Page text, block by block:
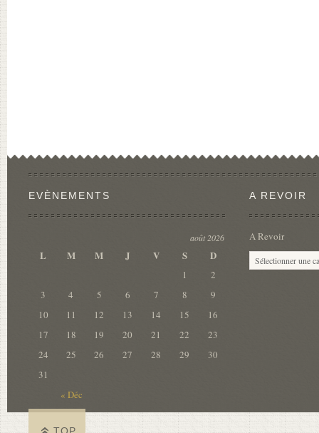
EVÈNEMENTS
août 2026
L M M J V S D
« Déc
1
2
3
4 5 6 7 8
9
10
11 12 13 14 15
16
17
18 19 20 21 22
23
24
25 26 27 28 29
30
31
A REVOIR
A Revoir